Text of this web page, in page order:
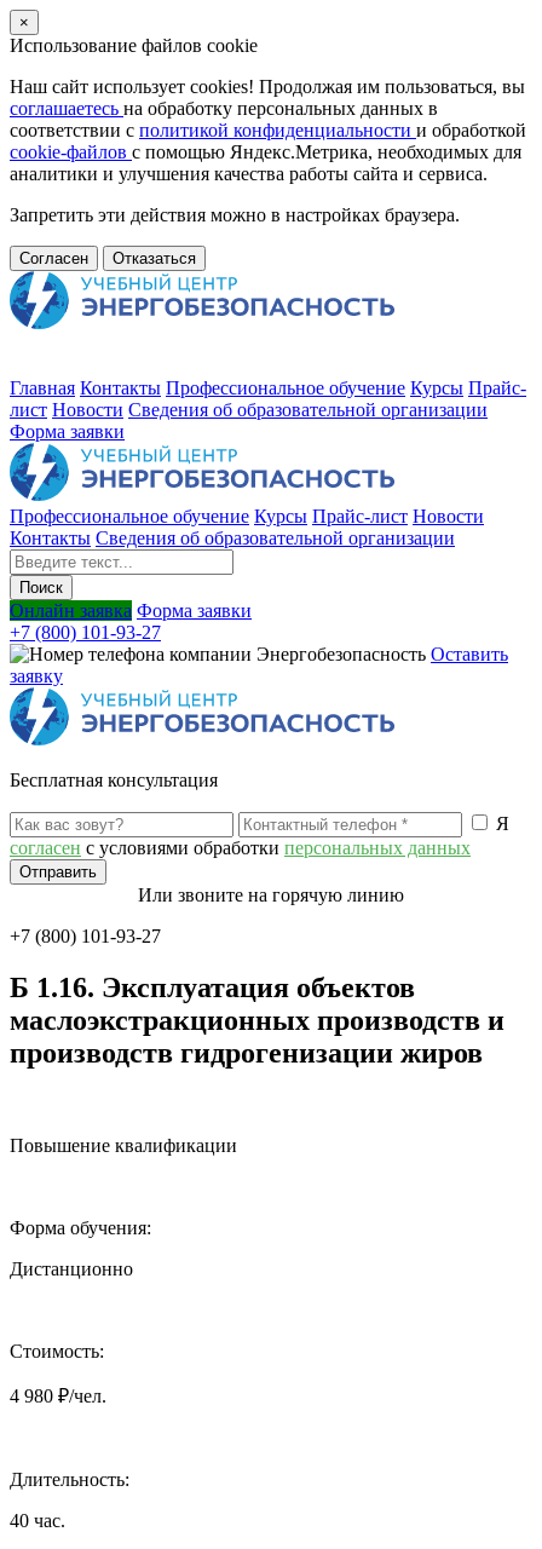
×
Использование файлов cookie
Наш сайт использует cookies! Продолжая им пользоваться, вы
соглашаетесь на обработку персональных данных в
соответствии с политикой конфиденциальности и обработкой
cookie-файлов с помощью Яндекс.Метрика, необходимых для
аналитики и улучшения качества работы сайта и сервиса.
Запретить эти действия можно в настройках браузера.
Согласен Отказаться
Главная Контакты Профессиональное обучение Курсы Прайс-
лист Новости Cведения об образовательной организации
Форма заявки
Профессиональное обучение Курсы Прайс-лист Новости
Контакты Cведения об образовательной организации
Онлайн заявка Форма заявки
+7 (800) 101-93-27
Оставить
заявку
Бесплатная консультация
Я
согласен с условиями обработки персональных данных
Или звоните на горячую линию
+7 (800) 101-93-27
Б 1.16. Эксплуатация объектов
маслоэкстракционных производств и
производств гидрогенизации жиров
Повышение квалификации
Форма обучения:
Дистанционно
Стоимость:
4 980 ₽/чел.
Длительность:
40 час.